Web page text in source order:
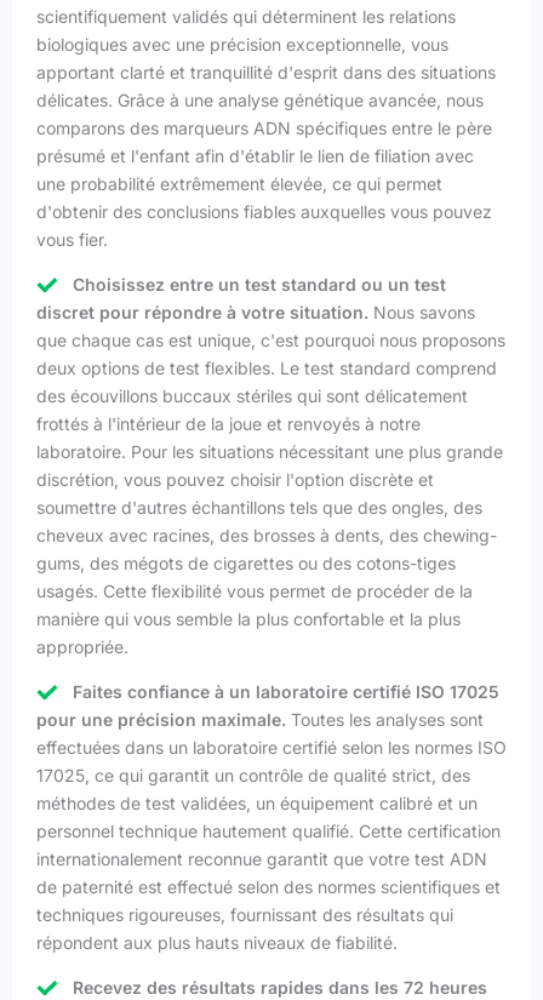
scientifiquement validés qui déterminent les relations
biologiques avec une précision exceptionnelle, vous
apportant clarté et tranquillité d'esprit dans des situations
délicates. Grâce à une analyse génétique avancée, nous
comparons des marqueurs ADN spécifiques entre le père
présumé et l'enfant afin d'établir le lien de filiation avec
une probabilité extrêmement élevée, ce qui permet
d'obtenir des conclusions fiables auxquelles vous pouvez
vous fier.
Choisissez entre un test standard ou un test
discret pour répondre à votre situation. Nous savons
que chaque cas est unique, c'est pourquoi nous proposons
deux options de test flexibles. Le test standard comprend
des écouvillons buccaux stériles qui sont délicatement
frottés à l'intérieur de la joue et renvoyés à notre
laboratoire. Pour les situations nécessitant une plus grande
discrétion, vous pouvez choisir l'option discrète et
soumettre d'autres échantillons tels que des ongles, des
cheveux avec racines, des brosses à dents, des chewing-
gums, des mégots de cigarettes ou des cotons-tiges
usagés. Cette flexibilité vous permet de procéder de la
manière qui vous semble la plus confortable et la plus
appropriée.
Faites confiance à un laboratoire certifié ISO 17025
pour une précision maximale. Toutes les analyses sont
effectuées dans un laboratoire certifié selon les normes ISO
17025, ce qui garantit un contrôle de qualité strict, des
méthodes de test validées, un équipement calibré et un
personnel technique hautement qualifié. Cette certification
internationalement reconnue garantit que votre test ADN
de paternité est effectué selon des normes scientifiques et
techniques rigoureuses, fournissant des résultats qui
répondent aux plus hauts niveaux de fiabilité.
Recevez des résultats rapides dans les 72 heures